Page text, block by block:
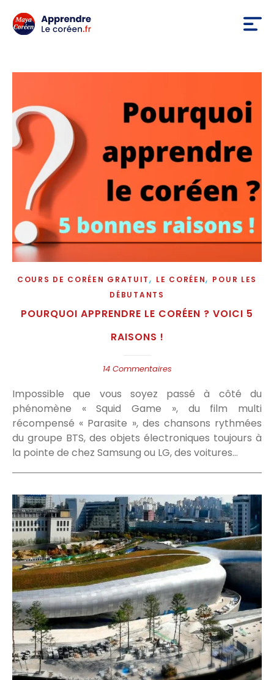
COURS DE CORÉEN GRATUIT, LE CORÉEN, POUR LES
DÉBUTANTS
POURQUOI APPRENDRE LE CORÉEN ? VOICI 5
RAISONS !
14 Commentaires
Impossible que vous soyez passé à côté du
phénomène « Squid Game », du film multi
récompensé « Parasite », des chansons rythmées
du groupe BTS, des objets électroniques toujours à
la pointe de chez Samsung ou LG, des voitures…